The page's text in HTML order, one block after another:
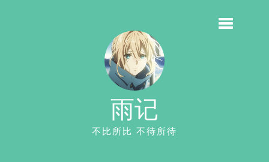
雨记
不比所比 不待所待